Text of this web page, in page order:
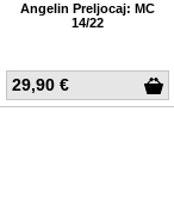
29,90 €
Angelin Preljocaj: MC
14/22